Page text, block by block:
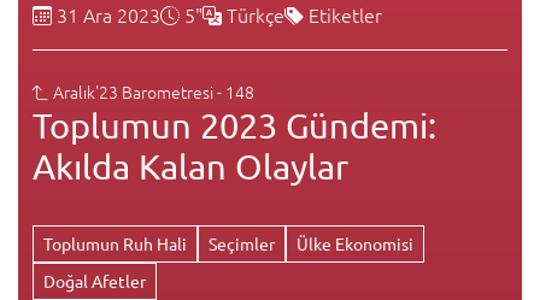
31 Ara 2023 5" Türkçe Etiketler
Aralık'23 Barometresi - 148
Toplumun 2023 Gündemi:
Akılda Kalan Olaylar
Toplumun Ruh Hali Seçimler
Ülke Ekonomisi
Doğal Afetler